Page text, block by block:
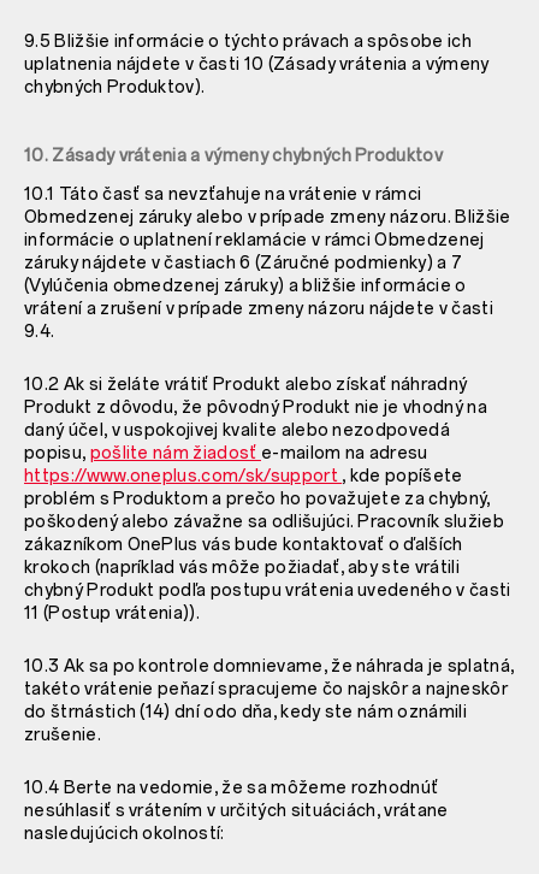
9.5 Bližšie informácie o týchto právach a spôsobe ich
uplatnenia nájdete v časti 10 (Zásady vrátenia a výmeny
chybných Produktov).
10. Zásady vrátenia a výmeny chybných Produktov
10.1 Táto časť sa nevzťahuje na vrátenie v rámci
Obmedzenej záruky alebo v prípade zmeny názoru. Bližšie
informácie o uplatnení reklamácie v rámci Obmedzenej
záruky nájdete v častiach6 (Záručné podmienky) a 7
(Vylúčenia obmedzenej záruky) a bližšie informácie o
vrátení a zrušení v prípade zmeny názoru nájdete v časti
9.4.
10.2 Ak si želáte vrátiť Produkt alebo získať náhradný
Produkt z dôvodu, že pôvodný Produkt nie je vhodný na
daný účel, v uspokojivej kvalite alebo nezodpovedá
popisu, pošlite nám žiadosť e-mailom na adresu
https://www.oneplus.com/sk/support , kde popíšete
problém s Produktom a prečo ho považujete za chybný,
poškodený alebo závažne sa odlišujúci. Pracovník služieb
zákazníkom OnePlus vás bude kontaktovať o ďalších
krokoch (napríklad vás môže požiadať, aby ste vrátili
chybný Produkt podľa postupu vrátenia uvedeného v časti
11 (Postup vrátenia)).
10.3 Ak sa po kontrole domnievame, že náhrada je splatná,
takéto vrátenie peňazí spracujeme čo najskôr a najneskôr
do štrnástich (14) dní odo dňa, kedy ste nám oznámili
zrušenie.
10.4 Berte na vedomie, že sa môžeme rozhodnúť
nesúhlasiť s vrátením v určitých situáciách, vrátane
nasledujúcich okolností: